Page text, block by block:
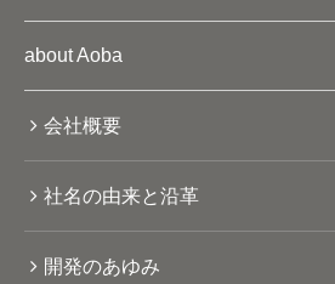
about Aoba
会社概要
社名の由来と沿革
開発のあゆみ